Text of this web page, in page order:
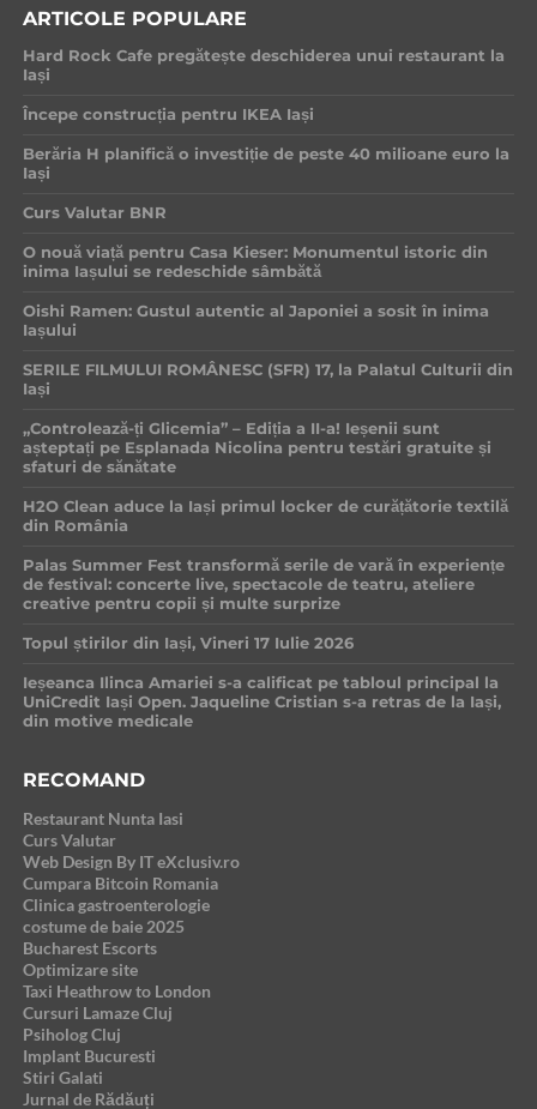
ARTICOLE POPULARE
Hard Rock Cafe pregătește deschiderea unui restaurant la
Iași
Începe construcția pentru IKEA Iași
Berăria H planifică o investiție de peste 40 milioane euro la
Iași
Curs Valutar BNR
O nouă viață pentru Casa Kieser: Monumentul istoric din
inima Iașului se redeschide sâmbătă
Oishi Ramen: Gustul autentic al Japoniei a sosit în inima
Iașului
SERILE FILMULUI ROMÂNESC (SFR) 17, la Palatul Culturii din
Iași
„Controlează-ți Glicemia” – Ediția a II-a! Ieșenii sunt
așteptați pe Esplanada Nicolina pentru testări gratuite și
sfaturi de sănătate
H2O Clean aduce la Iași primul locker de curățătorie textilă
din România
Palas Summer Fest transformă serile de vară în experiențe
de festival: concerte live, spectacole de teatru, ateliere
creative pentru copii și multe surprize
Topul știrilor din Iași, Vineri 17 Iulie 2026
Ieșeanca Ilinca Amariei s-a calificat pe tabloul principal la
UniCredit Iași Open. Jaqueline Cristian s-a retras de la Iași,
din motive medicale
RECOMAND
Restaurant Nunta Iasi
Curs Valutar
Web Design By IT eXclusiv.ro
Cumpara Bitcoin Romania
Clinica gastroenterologie
costume de baie 2025
Bucharest Escorts
Optimizare site
Taxi Heathrow to London
Cursuri Lamaze Cluj
Psiholog Cluj
Implant Bucuresti
Stiri Galati
Jurnal de Rădăuți